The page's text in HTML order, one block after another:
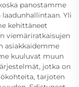
panostamme
Yli
kehittäneet
viemäriratkaisujen
asiakkaidemme
kuuluvat muun
jotka on
tarjoten